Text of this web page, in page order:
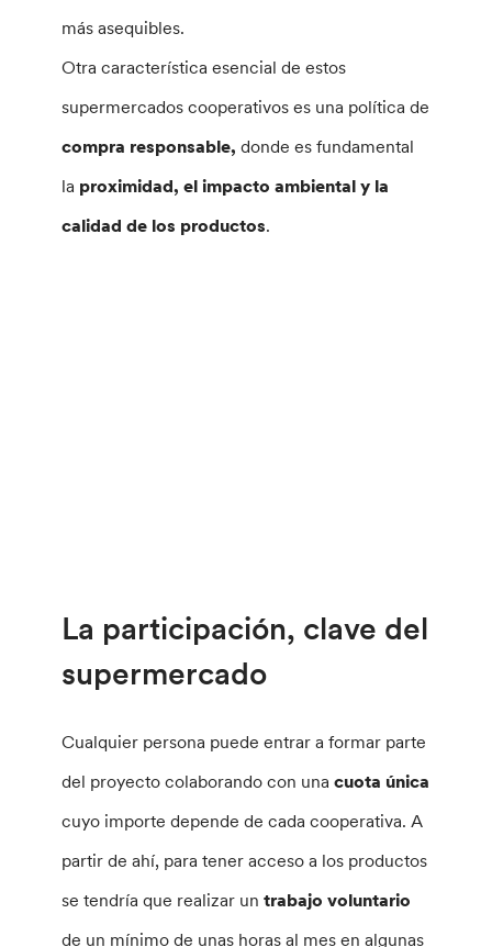
más asequibles.
Otra característica esencial de estos
supermercados cooperativos es una política de
compra responsable, donde es fundamental
la proximidad, el impacto ambiental y la
calidad de los productos.
La participación, clave del
supermercado
Cualquier persona puede entrar a formar parte
del proyecto colaborando con una cuota única
cuyo importe depende de cada cooperativa. A
partir de ahí, para tener acceso a los productos
se tendría que realizar un trabajo voluntario
de un mínimo de unas horas al mes en algunas